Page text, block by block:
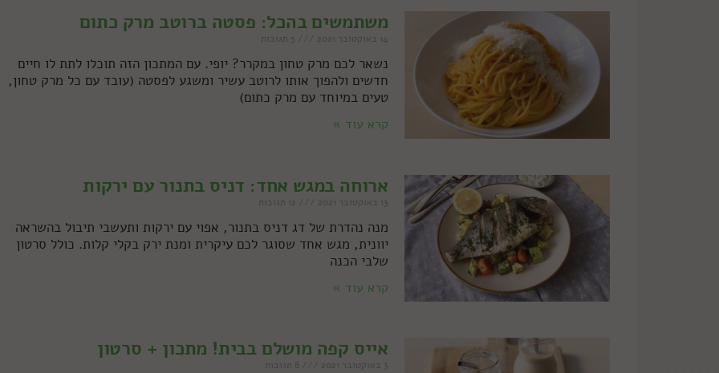
משתמשים בהכל: פסטה ברוטב מרק כתום
14 באוקטובר 2021
נשאר לכם מרק טחון במקרר? יופי. עם המתכון הזה תוכלו לתת לו חיים
חדשים ולהפוך אותו לרוטב עשיר ומשגע לפסטה (עובד עם כל מרק טחון,
טעים במיוחד עם מרק כתום)
קרא עוד »
ארוחה במגש אחד: דניס בתנור עם ירקות
13 באוקטובר 2021
מנה נהדרת של דג דניס בתנור, אפוי עם ירקות ותעשבי תיבול בהשראה
יוונית, מגש אחד שסוגר לכם עיקרית ומנת ירק בקלי קלות. כולל סרטון
שלבי הכנה
קרא עוד »
אייס קפה מושלם בבית! מתכון + סרטון
3 באוקטובר 2021